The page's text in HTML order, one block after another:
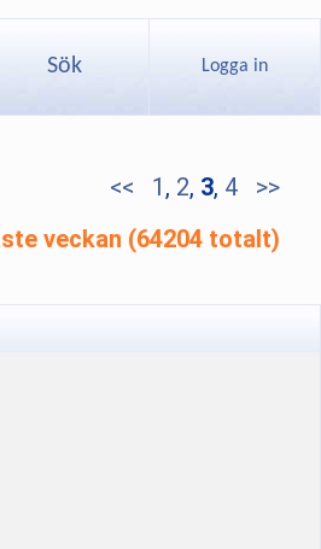
Sök Logga in
<< 1 , 2, 3, 4
>>
veckan (64204 totalt)